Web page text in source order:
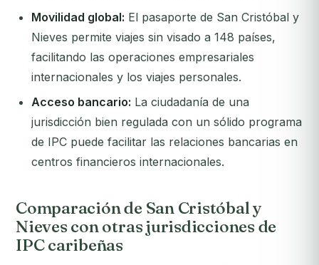
Movilidad global: El pasaporte de San Cristóbal y
Nieves permite viajes sin visado a 148 países,
facilitando las operaciones empresariales
internacionales y los viajes personales.
Acceso bancario: La ciudadanía de una
jurisdicción bien regulada con un sólido programa
de IPC puede facilitar las relaciones bancarias en
centros financieros internacionales.
Comparación de San Cristóbal y
Nieves con otras jurisdicciones de
IPC caribeñas